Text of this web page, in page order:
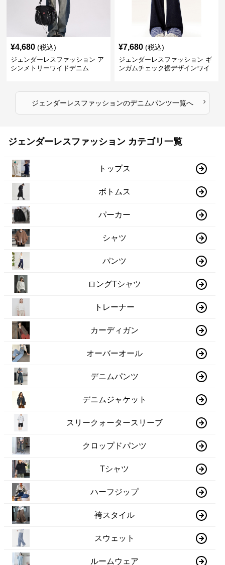
¥4,680 (税込)
ジェンダーレスファッション ア
シンメトリーワイドデニム
¥7,680 (税込)
ジェンダーレスファッション ギ
ンガムチェック裾デザインワイ
ジェンダーレスファッションのデニムパンツ一覧へ ›
ジェンダーレスファッション カテゴリ一覧
トップス
ボトムス
パーカー
シャツ
パンツ
ロングTシャツ
トレーナー
カーディガン
オーバーオール
デニムパンツ
デニムジャケット
スリークォータースリーブ
クロップドパンツ
Tシャツ
ハーフジップ
袴スタイル
スウェット
ルームウェア